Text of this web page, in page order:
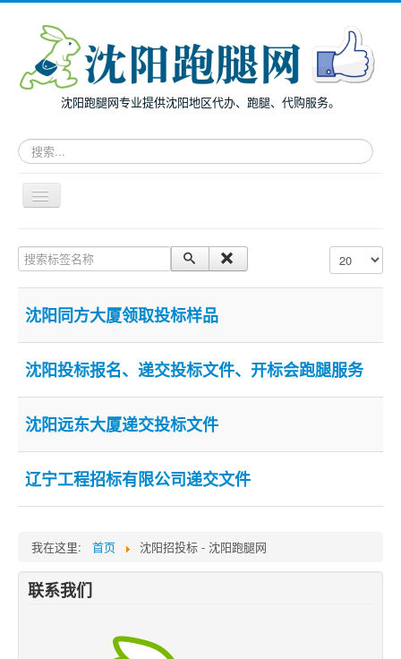
沈阳跑腿网专业提供沈阳地区代办、跑腿、代购服务。
请
输
键
索
跑
腿
服
务
导
航
关
面向个人
服务指南
跑腿网店
搜索标签名称 每页显示条数
沈阳同方大厦领取投标样品
沈阳投标报名、递交投标文件、开标会跑腿服务
沈阳远东大厦递交投标文件
辽宁工程招标有限公司递交文件
我在这里: 首页 沈阳招投标 - 沈阳跑腿网
联系我们